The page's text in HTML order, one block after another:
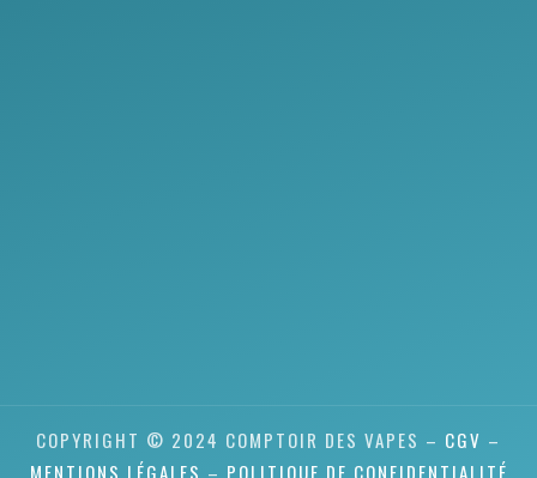
COPYRIGHT © 2024 COMPTOIR DES VAPES – CGV –
MENTIONS LÉGALES – POLITIQUE DE CONFIDENTIALITÉ